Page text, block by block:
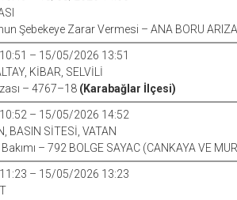
Şebekeye Zarar Vermesi – ANA BORU
– 15/05/2026 13:51
KİBAR, SELVİLİ
– 4767–18 (Karabağlar İlçesi)
– 15/05/2026 14:52
BASIN SİTESİ, VATAN
– 792 BOLGE SAYAC (CANKAYA VE
– 15/05/2026 13:23